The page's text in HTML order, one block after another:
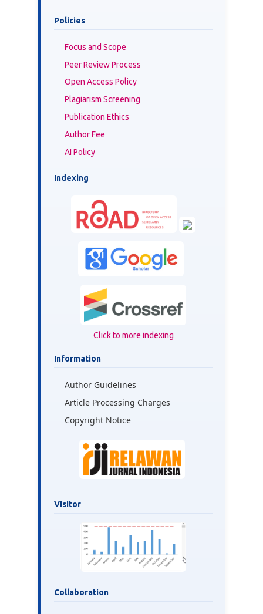
Policies
Focus and Scope
Peer Review Process
Open Access Policy
Plagiarism Screening
Publication Ethics
Author Fee
AI Policy
Indexing
Click to more indexing
Information
Author Guidelines
Article Processing Charges
Copyright Notice
Visitor
Collaboration